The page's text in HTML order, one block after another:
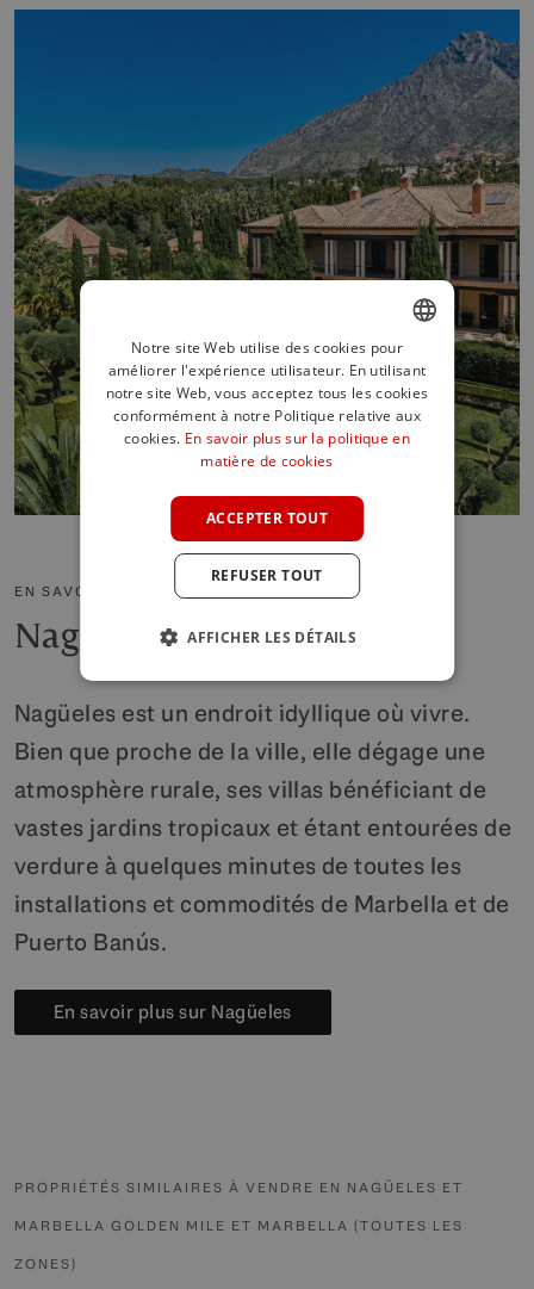
EN SAVOIR PLUS SUR LA RÉGION
Nagüeles
Nagüeles est un endroit idyllique où vivre.
Bien que proche de la ville, elle dégage une
atmosphère rurale, ses villas bénéficiant de
vastes jardins tropicaux et étant entourées de
verdure à quelques minutes de toutes les
installations et commodités de Marbella et de
Puerto Banús.
En savoir plus sur Nagüeles
PROPRIÉTÉS SIMILAIRES À VENDRE EN NAGÜELES ET
MARBELLA GOLDEN MILE ET MARBELLA (TOUTES LES
ZONES)
ENGLISH
SPANISH
FRENCH
POLISH
Notre site Web utilise des cookies pour
améliorer l'expérience utilisateur. En utilisant
notre site Web, vous acceptez tous les cookies
conformément à notre Politique relative aux
cookies. En savoir plus sur la politique en
matière de cookies
ACCEPTER TOUT
REFUSER TOUT
AFFICHER LES DÉTAILS